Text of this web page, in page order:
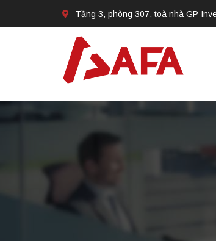
Tầng 3, phòng 307, toà nhà GP